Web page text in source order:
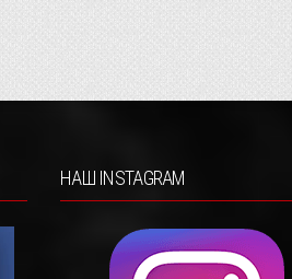
НАШ INSTAGRAM